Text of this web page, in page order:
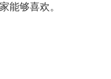
能够喜欢。